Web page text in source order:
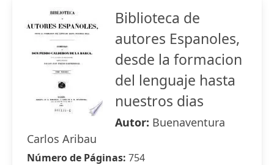
Biblioteca de
autores Espanoles,
desde la formacion
del lenguaje hasta
nuestros dias
Autor: Buenaventura
Carlos Aribau
Número de Páginas: 754